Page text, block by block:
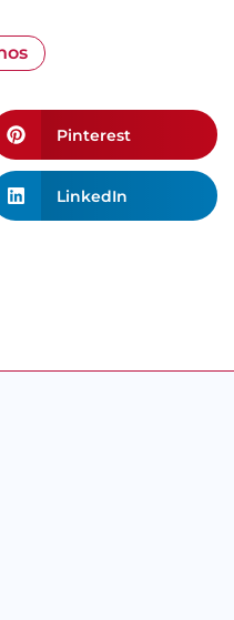
Pinterest
LinkedIn